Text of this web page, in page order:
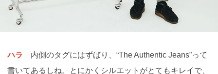
ハラ
内側のタグにはずばり、“The Authentic Jeans”って
書いてあるしね。とにかくシルエットがとてもキレイで、